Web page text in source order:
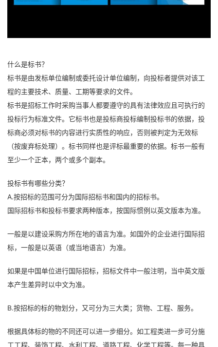
什么是标书？
标书是由发标单位编制或委托设计单位编制，向投标者提供对该工
程的主要技术、质量、工期等要求的文件。
标书是招标工作时采购当事人都要遵守的具有法律效应且可执行的
投标行为标准文件。它标书也是投标商投标编制投标书的依据，投
标商必须对标书的内容进行实质性的响应，否则被判定为无效标
（按废弃标处理）。标书同样也是评标最重要的依据。标书一般有
至少一个正本，两个或多个副本。
投标书有哪些分类？
A.按招标的范围可分为国际招标书和国内的招标书。
国际招标书和投标书要求两种版本，按国际惯例以英文版本为准。
一般是以建设采购方所在地的语言为准。如国外的企业进行国际招
标，一般是以英语（或当地语言）为准。
如果是中国单位进行国际招标，招标文件中一般注明，当中英文版
本产生差异时以中文为准。
B.按招标的标的物划分，又可分为三大类；货物、工程、服务。
根据具体标的物的不同还可以进一步细分。如工程类进一步可分施
工工程、装饰工程、水利工程、道路工程、化学工程等。每一种具